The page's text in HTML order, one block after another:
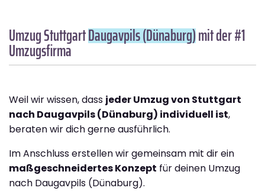
Umzug StuttgartDaugavpils (Dünaburg)mit der #1
Umzugsfirma
Weil wir wissen, dass jeder Umzug von Stuttgart
nach Daugavpils (Dünaburg) individuell ist,
beraten wir dich gerne ausführlich.
Im Anschluss erstellen wir gemeinsam mit dir ein
maßgeschneidertes Konzept für deinen Umzug
nach Daugavpils (Dünaburg).